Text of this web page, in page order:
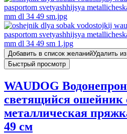
Добавить в список желанийУдалить
Быстрый просмотр
WAUDOG
светящийся ошейник
металлическая
49 см